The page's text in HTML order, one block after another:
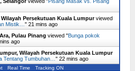
Wilayah Persekutuan Kuala Lumpurviewed
Mistik… " 21 mins ago
Pulau Pinang viewed "Bunga pokok
ago
Wilayah Persekutuan Kuala Lumpur
Tentang Tumbuhan… " 22 mins ago
Real Time Tracking ON